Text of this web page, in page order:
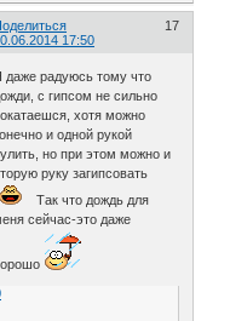
17
17:50
даже радуюсь тому что
с гипсом не сильно
хотя можно
и одной рукой
но при этом можно и
руку загипсовать
Так что дождь для
сейчас-это даже